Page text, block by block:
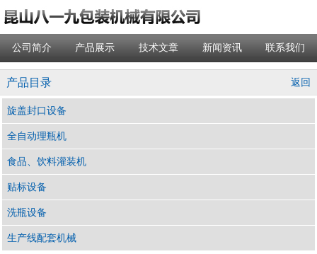
公司简介 产品展示 技术文章 新闻资讯 联系我们
产品目录 返回
旋盖封口设备
全自动理瓶机
食品、饮料灌装机
贴标设备
洗瓶设备
生产线配套机械